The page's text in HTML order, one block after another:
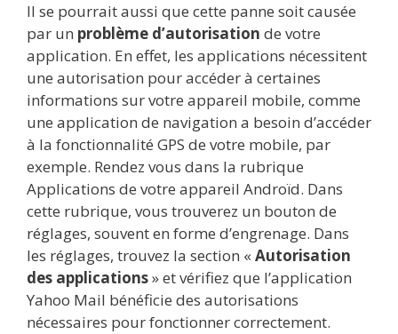
Il se pourrait aussi que cette panne soit causée
par un problème d’autorisation de votre
application. En effet, les applications nécessitent
une autorisation pour accéder à certaines
informations sur votre appareil mobile, comme
une application de navigation a besoin d’accéder
à la fonctionnalité GPS de votre mobile, par
exemple. Rendez vous dans la rubrique
Applications de votre appareil Androïd. Dans
cette rubrique, vous trouverez un bouton de
réglages, souvent en forme d’engrenage. Dans
les réglages, trouvez la section « Autorisation
des applications» et vérifiez que l’application
Yahoo Mail bénéficie des autorisations
nécessaires pour fonctionner correctement.